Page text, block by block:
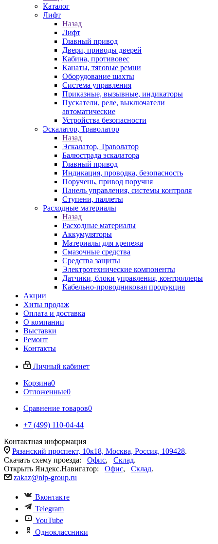
Каталог
Лифт
Назад
Лифт
Главный привод
Двери, приводы дверей
Кабина, противовес
Канаты, тяговые ремни
Оборудование шахты
Система управления
Приказные, вызывные, индикаторы
Пускатели, реле, выключатели
автоматические
Устройства безопасности
Эскалатор, Траволатор
Назад
Эскалатор, Траволатор
Балюстрада эскалатора
Главный привод
Индикация, проводка, безопасность
Поручень, привод поручня
Панель управления, системы контроля
Ступени, паллеты
Расходные материалы
Назад
Расходные материалы
Аккумуляторы
Материалы для крепежа
Смазочные средства
Средства защиты
Электротехнические компоненты
Датчики, блоки управления, контроллеры
Кабельно-проводниковая продукция
Акции
Хиты продаж
Оплата и доставка
О компании
Выставки
Ремонт
Контакты
Личный кабинет
Корзина0
Отложенные0
Сравнение товаров0
+7 (499) 110-04-44
Контактная информация
Рязанский проспект, 10к18, Москва, Россия, 109428.
Скачать схему проезда: Офис, Склад.
Открыть Яндекс.Навигатор: Офис, Склад.
zakaz@nlp-group.ru
Вконтакте
Telegram
YouTube
Одноклассники